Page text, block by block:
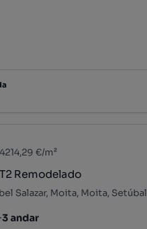
4214,29 €/m²
Remodelado
Salazar, Moita, Moita, Setúbal
quadrado
3 andar